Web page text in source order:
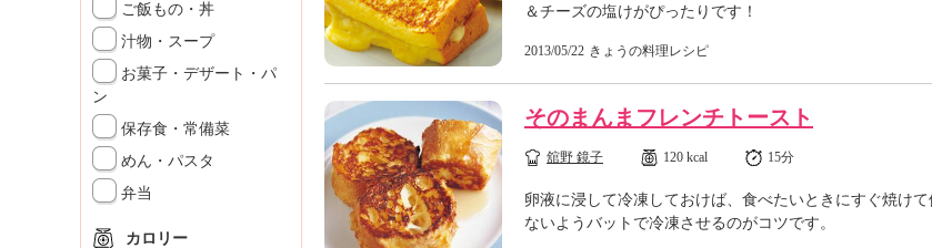
ご飯もの・丼
汁物・スープ
お菓子・デザート・パ
ン
保存食・常備菜
めん・パスタ
弁当
カロリー
＆チーズの塩けがぴったりです！
2013/05/22 きょうの料理レシピ
そのまんまフレンチトースト
舘野 鏡子 120 kcal 15分
卵液に浸して冷凍しておけば、食べたいときにすぐ焼け
ないようバットで冷凍させるのがコツです。